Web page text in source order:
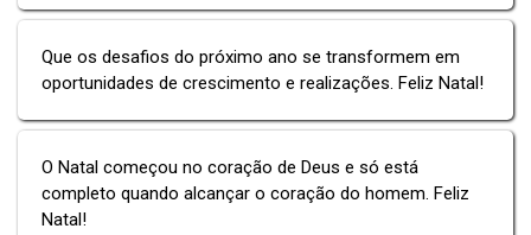
Que os desafios do próximo ano se transformem em
oportunidades de crescimento e realizações. Feliz Natal!
O Natal começou no coração de Deus e só está
completo quando alcançar o coração do homem. Feliz
Natal!